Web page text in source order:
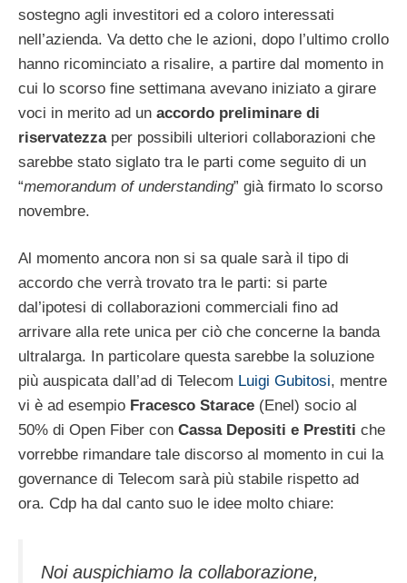
sostegno agli investitori ed a coloro interessati
nell’azienda. Va detto che le azioni, dopo l’ultimo crollo
hanno ricominciato a risalire, a partire dal momento in
cui lo scorso fine settimana avevano iniziato a girare
voci in merito ad un accordo preliminare di
riservatezzaper possibili ulteriori collaborazioni che
sarebbe stato siglato tra le parti come seguito di un
“memorandum of understanding” già firmato lo scorso
novembre.
Al momento ancora non si sa quale sarà il tipo di
accordo che verrà trovato tra le parti: si parte
dal’ipotesi di collaborazioni commerciali fino ad
arrivare alla rete unica per ciò che concerne la banda
ultralarga. In particolare questa sarebbe la soluzione
più auspicata dall’ad di Telecom Luigi Gubitosi, mentre
vi è ad esempio Fracesco Starace (Enel) socio al
50% di Open Fiber con Cassa Depositi e Prestiti che
vorrebbe rimandare tale discorso al momento in cui la
governance di Telecom sarà più stabile rispetto ad
ora. Cdp ha dal canto suo le idee molto chiare:
Noi auspichiamo la collaborazione,